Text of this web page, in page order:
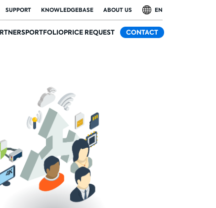
SUPPORT KNOWLEDGEBASE ABOUT US EN
PORTFOLIOPRICE REQUEST CONTACT